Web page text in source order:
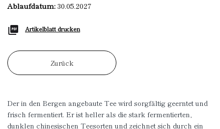
Ablaufdatum:30.05.2027
Artikelblatt drucken
Zurück
Der in den Bergen angebaute Tee wird sorgfältig geerntet und
frisch fermentiert. Er ist heller als die stark fermentierten,
dunklen chinesischen Teesorten und zeichnet sich durch ein